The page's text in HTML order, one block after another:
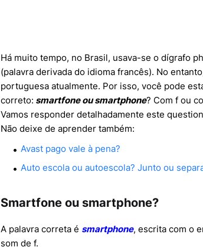
Há muito tempo, no Brasil, usava-se o dígrafo
(palavra derivada do idioma francês). No
portuguesa atualmente. Por isso, você pode
correto: smartfone ou smartphone? Com f ou
Vamos responder detalhadamente este
Não deixe de aprender também:
Avast pago vale à pena?
Auto escola ou autoescola? Junto ou
Smartfone ou smartphone?
A palavra correta é smartphone, escrita com o
som de f.